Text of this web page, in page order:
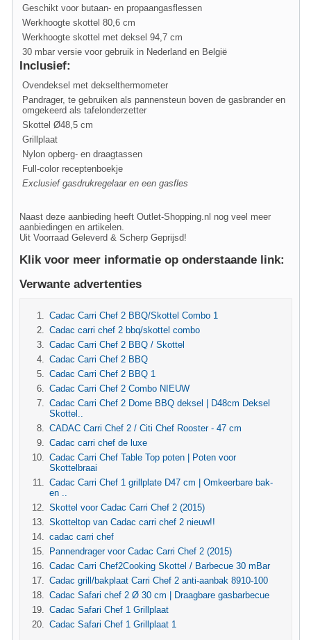
Geschikt voor butaan- en propaangasflessen
Werkhoogte skottel 80,6 cm
Werkhoogte skottel met deksel 94,7 cm
30 mbar versie voor gebruik in Nederland en België
Inclusief:
Ovendeksel met dekselthermometer
Pandrager, te gebruiken als pannensteun boven de gasbrander en
omgekeerd als tafelonderzetter
Skottel Ø48,5 cm
Grillplaat
Nylon opberg- en draagtassen
Full-color receptenboekje
Exclusief gasdrukregelaar en een gasfles
Naast deze aanbieding heeft Outlet-Shopping.nl nog veel meer
aanbiedingen en artikelen.
Uit Voorraad Geleverd & Scherp Geprijsd!
Klik voor meer informatie op onderstaande link:
Verwante advertenties
Cadac Carri Chef 2 BBQ/Skottel Combo 1
Cadac carri chef 2 bbq/skottel combo
Cadac Carri Chef 2 BBQ / Skottel
Cadac Carri Chef 2 BBQ
Cadac Carri Chef 2 BBQ 1
Cadac Carri Chef 2 Combo NIEUW
Cadac Carri Chef 2 Dome BBQ deksel | D48cm Deksel
Skottel..
CADAC Carri Chef 2 / Citi Chef Rooster - 47 cm
Cadac carri chef de luxe
Cadac Carri Chef Table Top poten | Poten voor
Skottelbraai
Cadac Carri Chef 1 grillplate D47 cm | Omkeerbare bak-
en ..
Skottel voor Cadac Carri Chef 2 (2015)
Skotteltop van Cadac carri chef 2 nieuw!!
cadac carri chef
Pannendrager voor Cadac Carri Chef 2 (2015)
Cadac Carri Chef2Cooking Skottel / Barbecue 30 mBar
Cadac grill/bakplaat Carri Chef 2 anti-aanbak 8910-100
Cadac Safari chef 2 Ø 30 cm | Draagbare gasbarbecue
Cadac Safari Chef 1 Grillplaat
Cadac Safari Chef 1 Grillplaat 1